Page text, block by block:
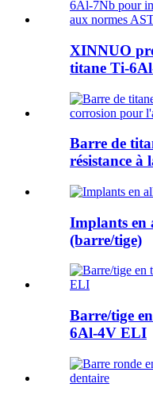
XINNUO
titane Ti-
Barre de
résistance
Implants en
(barre/tige)
Barre/tige
6Al-4V ELI